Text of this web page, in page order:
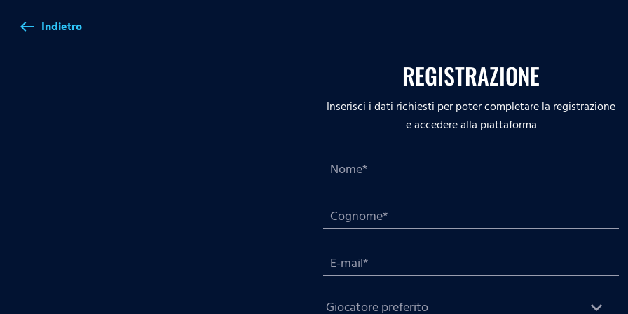
west Indietro
REGISTRAZIONE
Inserisci i dati richiesti per poter completare la registrazione
e accedere alla piattaforma